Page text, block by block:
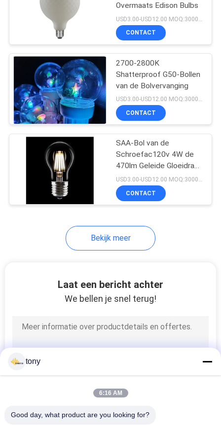
Slimme LEIDENE
Strook
17
Overmaats Edison
Bulbs
230V LEIDENE
120V LEIDENE
Strook
Overmaats Edison Bulbs
CONTACT
2700-2800K
Shatterproof G50-Bollen
van de Bolvervanging
USD3.00-USD12.00 MOQ:3000pcs
CONTACT
SAA-Bol van de
Schroefac120v 4W de
470lm Geleide Gloeidraad
A60 E27
USD3.00-USD12.00 MOQ:3000pcs
CONTACT
Bekijk meer
Laat een bericht achter
We bellen je snel terug!
tony
6:16 AM
Good day, what product are you looking for?